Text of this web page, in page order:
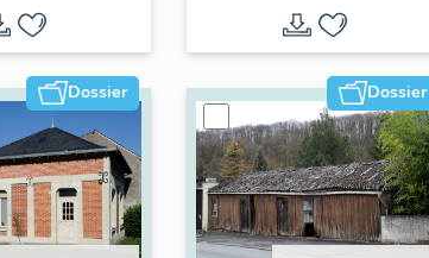
l'Abbaye
Courty, 17 rue de l'
Hermitage,
Fontevraud-l'Abbaye
Dossier Dossier